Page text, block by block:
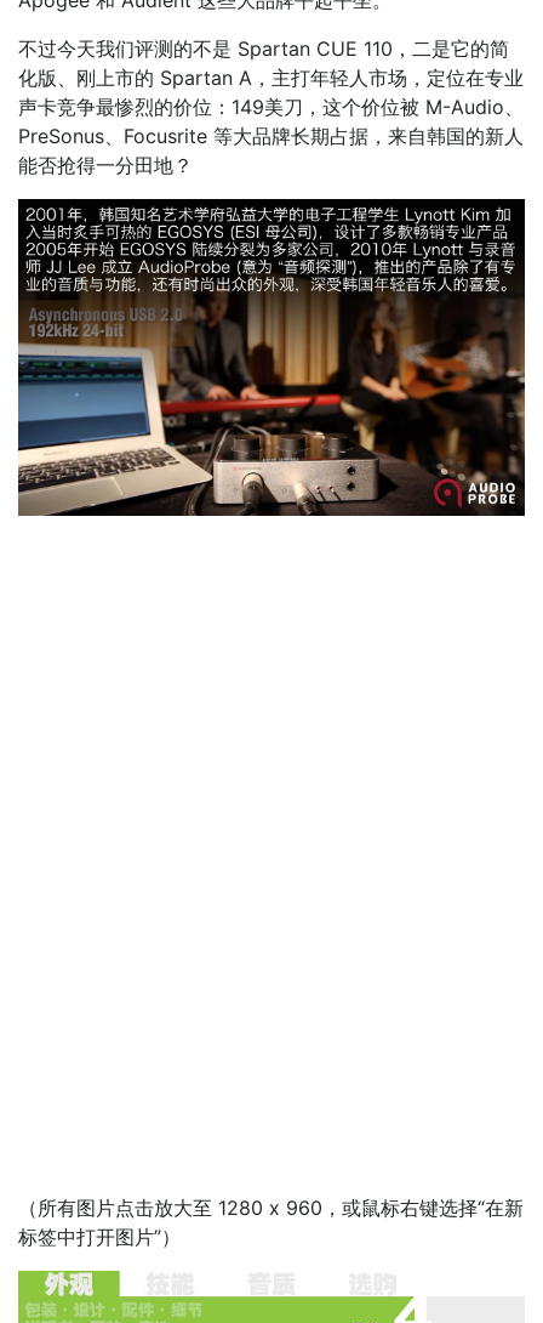
不过今天我们评测的不是 Spartan CUE 110，二是它的简
化版、刚上市的 Spartan A，主打年轻人市场，定位在专业
声卡竞争最惨烈的价位：149美刀，这个价位被 M-Audio、
PreSonus、Focusrite 等大品牌长期占据，来自韩国的新人
能否抢得一分田地？
（所有图片点击放大至 1280 x 960，或鼠标右键选择“在新
标签中打开图片”）